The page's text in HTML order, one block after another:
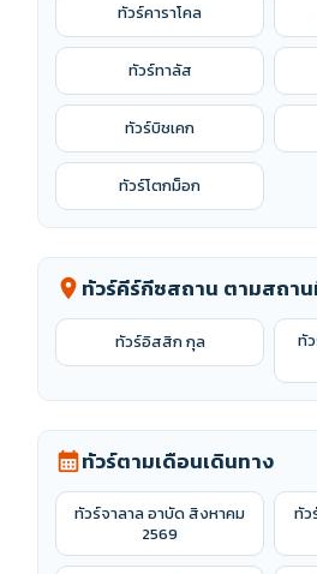
ทัวร์คาราโคล
ทัวร์ทาลัส
ทัวร์บิชเคก
ทัวร์โตกม็อก
location_on ทัวร์คีร์กีซสถาน ตามสถา
ทัวร์อิสสิก กุล
ทั
calendar_monthทัวร์ตามเดือนเดินทาง
ทัวร์จาลาล อาบัด สิงหาคม
2569
ทัว